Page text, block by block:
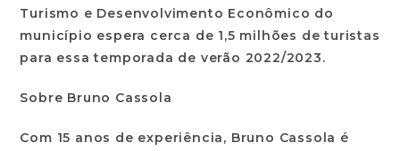
Turismo e Desenvolvimento Econômico do
município espera cerca de 1,5 milhões de turistas
para essa temporada de verão 2022/2023.
Sobre Bruno Cassola
Com 15 anos de experiência, Bruno Cassola é